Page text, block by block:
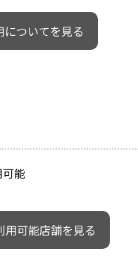
ついてを見る
能
可能店舗を見る